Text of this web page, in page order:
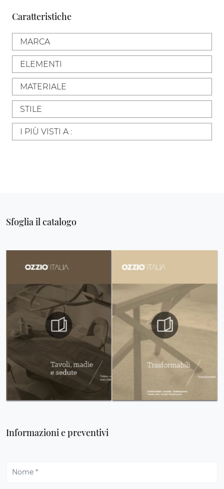
Caratteristiche
MARCA
ELEMENTI
MATERIALE
STILE
I PIÙ VISTI A :
Sfoglia il catalogo
Informazioni e preventivi